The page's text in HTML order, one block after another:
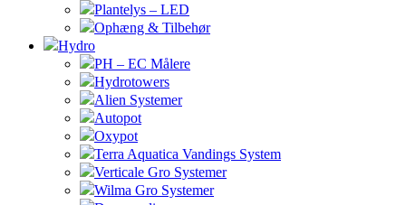
Plantelys – LED
Ophæng & Tilbehør
Hydro
PH – EC Målere
Hydrotowers
Alien Systemer
Autopot
Oxypot
Terra Aquatica Vandings System
Verticale Gro Systemer
Wilma Gro Systemer